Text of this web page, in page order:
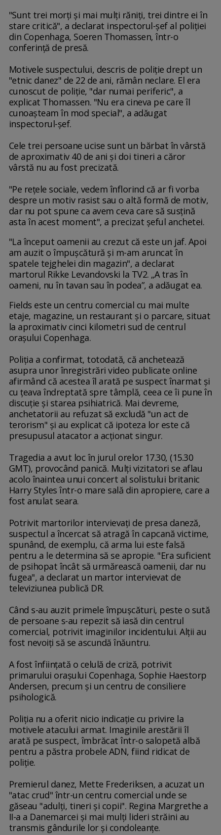
"Sunt trei morţi şi mai mulţi răniţi, trei dintre ei în
stare critică", a declarat inspectorul-şef al poliţiei
din Copenhaga, Soeren Thomassen, într-o
conferinţă de presă.
Motivele suspectului, descris de poliţie drept un
"etnic danez" de 22 de ani, rămân neclare. El era
cunoscut de poliţie, "dar numai periferic", a
explicat Thomassen. "Nu era cineva pe care îl
cunoaşteam în mod special", a adăugat
inspectorul-şef.
Cele trei persoane ucise sunt un bărbat în vârstă
de aproximativ 40 de ani şi doi tineri a căror
vârstă nu au fost precizată.
"Pe reţele sociale, vedem înflorind că ar fi vorba
despre un motiv rasist sau o altă formă de motiv,
dar nu pot spune ca avem ceva care să susţină
asta în acest moment", a precizat şeful anchetei.
"La început oamenii au crezut că este un jaf. Apoi
am auzit o împușcătură și m-am aruncat în
spatele tejghelei din magazin", a declarat
martorul Rikke Levandovski la TV2. „A tras în
oameni, nu în tavan sau în podea”, a adăugat ea.
Fields este un centru comercial cu mai multe
etaje, magazine, un restaurant și o parcare, situat
la aproximativ cinci kilometri sud de centrul
orașului Copenhaga.
Poliţia a confirmat, totodată, că anchetează
asupra unor înregistrări video publicate online
afirmând că acestea îl arată pe suspect înarmat şi
cu ţeava îndreptată spre tâmplă, ceea ce îi pune în
discuţie şi starea psihiatrică. Mai devreme,
anchetatorii au refuzat să excludă "un act de
terorism" şi au explicat că ipoteza lor este că
presupusul atacator a acţionat singur.
Tragedia a avut loc în jurul orelor 17.30, (15.30
GMT), provocând panică. Mulţi vizitatori se aflau
acolo înaintea unui concert al solistului britanic
Harry Styles într-o mare sală din apropiere, care a
fost anulat seara.
Potrivit martorilor intervievaţi de presa daneză,
suspectul a încercat să atragă în capcană victime,
spunând, de exemplu, că arma lui este falsă
pentru a le determina să se apropie. "Era suficient
de psihopat încât să urmărească oamenii, dar nu
fugea", a declarat un martor intervievat de
televiziunea publică DR.
Când s-au auzit primele împuşcături, peste o sută
de persoane s-au repezit să iasă din centrul
comercial, potrivit imaginilor incidentului. Alţii au
fost nevoiţi să se ascundă înăuntru.
A fost înfiinţată o celulă de criză, potrivit
primarului oraşului Copenhaga, Sophie Haestorp
Andersen, precum şi un centru de consiliere
psihologică.
Poliţia nu a oferit nicio indicaţie cu privire la
motivele atacului armat. Imaginile arestării îl
arată pe suspect, îmbrăcat într-o salopetă albă
pentru a păstra probele ADN, fiind ridicat de
poliţie.
Premierul danez, Mette Frederiksen, a acuzat un
"atac crud" într-un centru comercial unde se
găseau "adulţi, tineri şi copii". Regina Margrethe a
II-a a Danemarcei şi mai mulţi lideri străini au
transmis gândurile lor şi condoleanţe.